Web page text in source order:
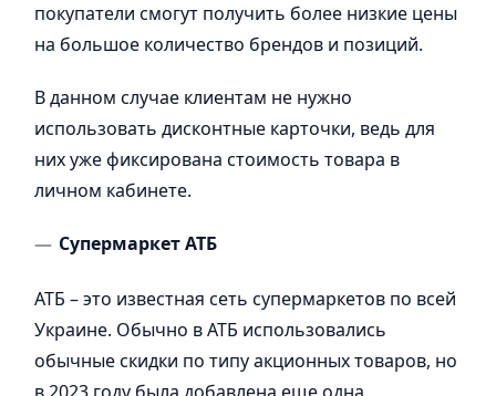
покупатели смогут получить более низкие цены
на большое количество брендов и позиций.
В данном случае клиентам не нужно
использовать дисконтные карточки, ведь для
них уже фиксирована стоимость товара в
личном кабинете.
Супермаркет АТБ
АТБ – это известная сеть супермаркетов по всей
Украине. Обычно в АТБ использовались
обычные скидки по типу акционных товаров, но